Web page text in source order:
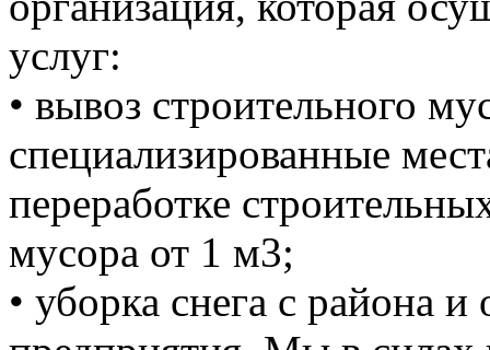
услуг:
• вывоз строительного
специализированные
переработке
мусора от 1 м3;
• уборка снега с района